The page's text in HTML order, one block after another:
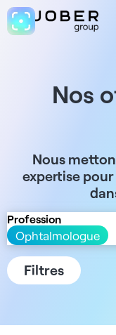
Nos
Nous
expertise
Profession
Ophtalmologue
Filtres